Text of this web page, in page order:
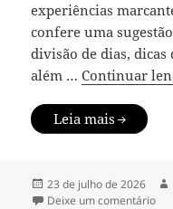
experiências
confere uma
divisão de dias, dicas
além …Continuar
Leia mais
Publicado
em
23 de julho de 2026
Deixe um comentário